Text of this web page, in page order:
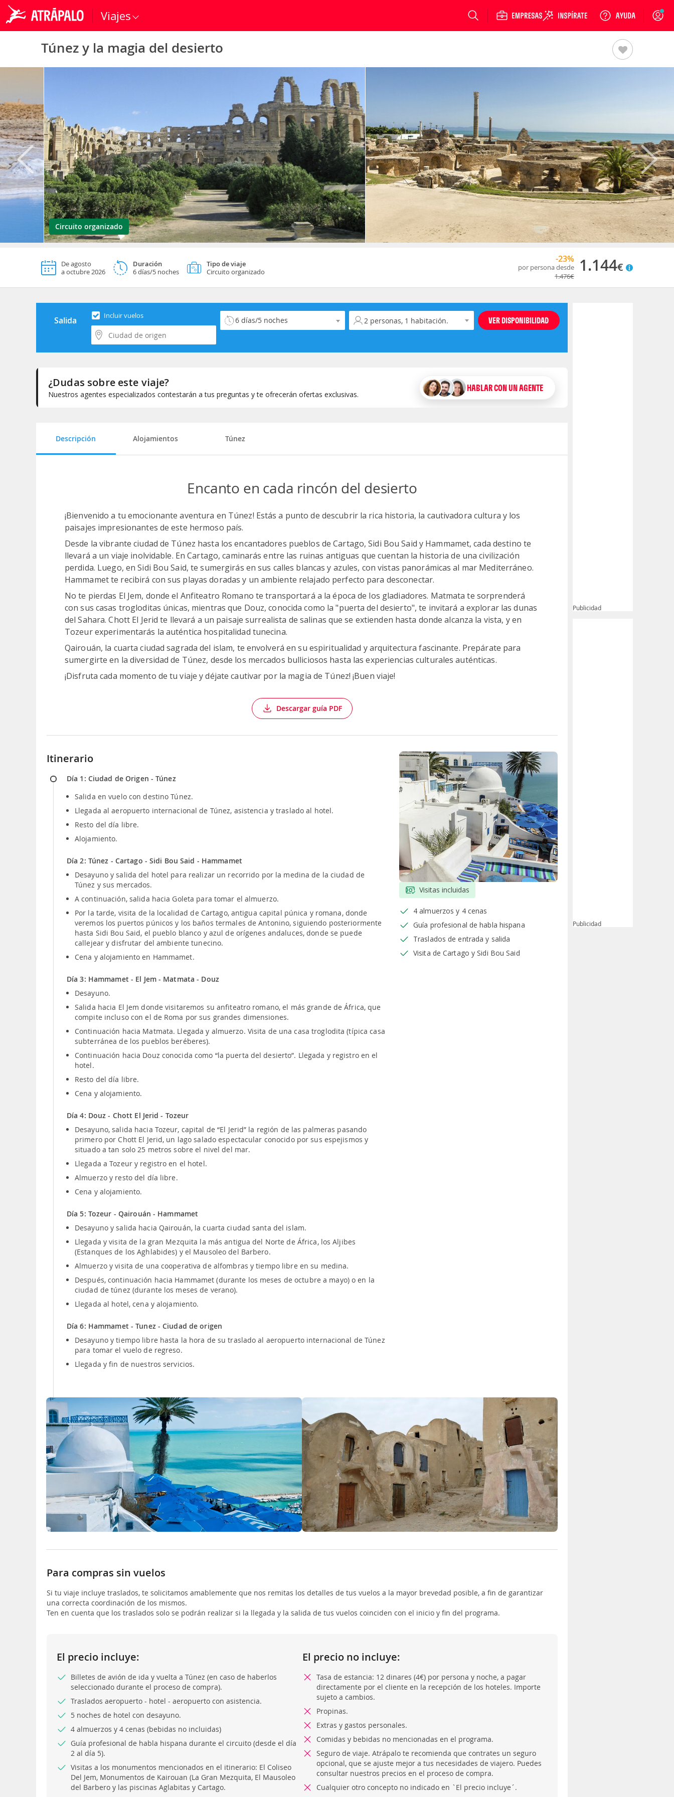
Viajes Login
Túnez y la magia del desierto
Circuito organizado
De agosto
a octubre 2026
Duración
6 días/5 noches
Tipo de viaje
Circuito organizado
-23%
por persona desde
1.476€
1.144€
Salida Incluir vuelos Selecciona la duración del viaje Selecciona la ocupación
¿Dudas sobre este viaje?
Nuestros agentes especializados contestarán a tus preguntas y te ofrecerán ofertas exclusivas.
HABLAR CON UN AGENTE
Descripción Alojamientos Túnez
Encanto en cada rincón del desierto
¡Bienvenido a tu emocionante aventura en Túnez! Estás a punto de descubrir la rica historia, la cautivadora cultura y los
paisajes impresionantes de este hermoso país.
Desde la vibrante ciudad de Túnez hasta los encantadores pueblos de Cartago, Sidi Bou Said y Hammamet, cada destino te
llevará a un viaje inolvidable. En Cartago, caminarás entre las ruinas antiguas que cuentan la historia de una civilización
perdida. Luego, en Sidi Bou Said, te sumergirás en sus calles blancas y azules, con vistas panorámicas al mar Mediterráneo.
Hammamet te recibirá con sus playas doradas y un ambiente relajado perfecto para desconectar.
No te pierdas El Jem, donde el Anfiteatro Romano te transportará a la época de los gladiadores. Matmata te sorprenderá
con sus casas trogloditas únicas, mientras que Douz, conocida como la "puerta del desierto", te invitará a explorar las dunas
del Sahara. Chott El Jerid te llevará a un paisaje surrealista de salinas que se extienden hasta donde alcanza la vista, y en
Tozeur experimentarás la auténtica hospitalidad tunecina.
Qairouán, la cuarta ciudad sagrada del islam, te envolverá en su espiritualidad y arquitectura fascinante. Prepárate para
sumergirte en la diversidad de Túnez, desde los mercados bulliciosos hasta las experiencias culturales auténticas.
¡Disfruta cada momento de tu viaje y déjate cautivar por la magia de Túnez! ¡Buen viaje!
Descargar guía PDF
Visitas incluidas
4 almuerzos y 4 cenas
Guía profesional de habla hispana
Traslados de entrada y salida
Visita de Cartago y Sidi Bou Said
Itinerario
Día 1: Ciudad de Origen - Túnez
Salida en vuelo con destino Túnez.
Llegada al aeropuerto internacional de Túnez, asistencia y traslado al hotel.
Resto del día libre.
Alojamiento.
Día 2: Túnez - Cartago - Sidi Bou Said - Hammamet
Desayuno y salida del hotel para realizar un recorrido por la medina de la ciudad de
Túnez y sus mercados.
A continuación, salida hacia Goleta para tomar el almuerzo.
Por la tarde, visita de la localidad de Cartago, antigua capital púnica y romana, donde
veremos los puertos púnicos y los baños termales de Antonino, siguiendo posteriormente
hasta Sidi Bou Said, el pueblo blanco y azul de orígenes andaluces, donde se puede
callejear y disfrutar del ambiente tunecino.
Cena y alojamiento en Hammamet.
Día 3: Hammamet - El Jem - Matmata - Douz
Desayuno.
Salida hacia El Jem donde visitaremos su anfiteatro romano, el más grande de África, que
compite incluso con el de Roma por sus grandes dimensiones.
Continuación hacia Matmata. Llegada y almuerzo. Visita de una casa troglodita (típica casa
subterránea de los pueblos beréberes).
Continuación hacia Douz conocida como “la puerta del desierto”. Llegada y registro en el
hotel.
Resto del día libre.
Cena y alojamiento.
Día 4: Douz - Chott El Jerid - Tozeur
Desayuno, salida hacia Tozeur, capital de “El Jerid” la región de las palmeras pasando
primero por Chott El Jerid, un lago salado espectacular conocido por sus espejismos y
situado a tan solo 25 metros sobre el nivel del mar.
Llegada a Tozeur y registro en el hotel.
Almuerzo y resto del día libre.
Cena y alojamiento.
Día 5: Tozeur - Qairouán - Hammamet
Desayuno y salida hacia Qairouán, la cuarta ciudad santa del islam.
Llegada y visita de la gran Mezquita la más antigua del Norte de África, los Aljibes
(Estanques de los Aghlabides) y el Mausoleo del Barbero.
Almuerzo y visita de una cooperativa de alfombras y tiempo libre en su medina.
Después, continuación hacia Hammamet (durante los meses de octubre a mayo) o en la
ciudad de túnez (durante los meses de verano).
Llegada al hotel, cena y alojamiento.
Día 6: Hammamet - Tunez - Ciudad de origen
Desayuno y tiempo libre hasta la hora de su traslado al aeropuerto internacional de Túnez
para tomar el vuelo de regreso.
Llegada y fin de nuestros servicios.
Para compras sin vuelos
Si tu viaje incluye traslados, te solicitamos amablemente que nos remitas los detalles de tus vuelos a la mayor brevedad posible, a fin de garantizar
una correcta coordinación de los mismos.
Ten en cuenta que los traslados solo se podrán realizar si la llegada y la salida de tus vuelos coinciden con el inicio y fin del programa.
El precio incluye:
Billetes de avión de ida y vuelta a Túnez (en caso de haberlos
seleccionado durante el proceso de compra).
Traslados aeropuerto - hotel - aeropuerto con asistencia.
5 noches de hotel con desayuno.
4 almuerzos y 4 cenas (bebidas no incluidas)
Guía profesional de habla hispana durante el circuito (desde el día
2 al día 5).
Visitas a los monumentos mencionados en el itinerario: El Coliseo
Del Jem, Monumentos de Kairouan (La Gran Mezquita, El Mausoleo
del Barbero y las piscinas Aglabitas y Cartago.
El precio no incluye:
Tasa de estancia: 12 dinares (4€) por persona y noche, a pagar
directamente por el cliente en la recepción de los hoteles. Importe
sujeto a cambios.
Propinas.
Extras y gastos personales.
Comidas y bebidas no mencionadas en el programa.
Seguro de viaje. Atrápalo te recomienda que contrates un seguro
opcional, que se ajuste mejor a tus necesidades de viajero. Puedes
consultar nuestros precios en el proceso de compra.
Cualquier otro concepto no indicado en `El precio incluye´.
Publicidad
Publicidad